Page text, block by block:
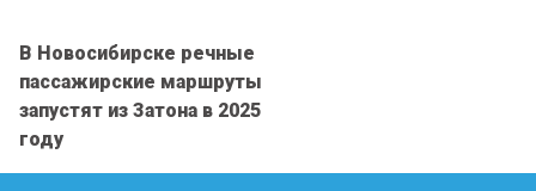
В Новосибирске речные
пассажирские маршруты
запустят из Затона в 2025
году